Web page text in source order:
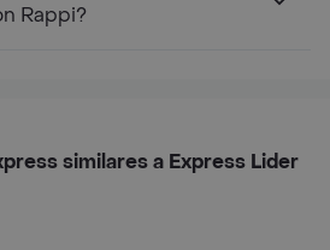
Rappi?
similares a Express Lider